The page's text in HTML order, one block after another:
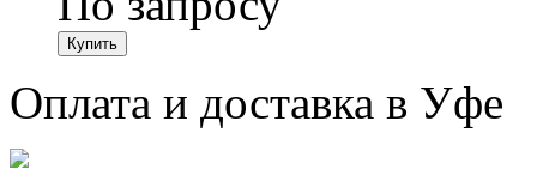
Оплата и доставка в Уфе